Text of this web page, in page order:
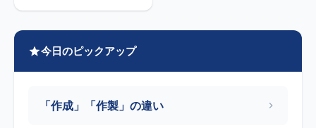
今日のピックアップ
「作成」「作製」の違い